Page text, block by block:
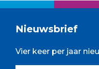
Nieuwsbrief
Vier keer per jaar